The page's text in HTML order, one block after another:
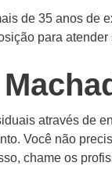
de 35 anos de
para
através de
Você não
chame os